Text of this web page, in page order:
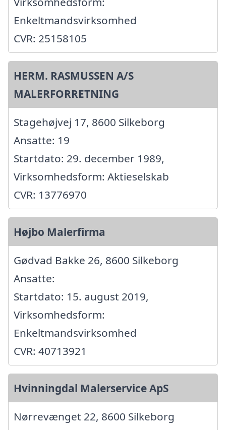
Enkeltmandsvirksomhed
CVR: 25158105
HERM. RASMUSSEN A/S
MALERFORRETNING
Stagehøjvej 17, 8600 Silkeborg
Ansatte: 19
Startdato: 29. december 1989,
Virksomhedsform: Aktieselskab
CVR: 13776970
Højbo Malerfirma
Gødvad Bakke 26, 8600 Silkeborg
Ansatte:
Startdato: 15. august 2019,
Virksomhedsform:
Enkeltmandsvirksomhed
CVR: 40713921
Hvinningdal Malerservice ApS
Nørrevænget 22, 8600 Silkeborg